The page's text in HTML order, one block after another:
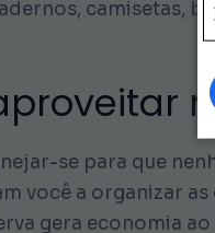
camisetas,
se para que
você a organizar
gera economia